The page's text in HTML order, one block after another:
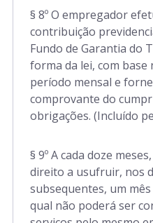
§ 8º O empregador
contribuição
Fundo de Garantia do
forma da lei, com
período mensal e
comprovante do
obrigações. (Incluído
§ 9º A cada doze
direito a usufruir, nos
subsequentes, um
qual não poderá ser